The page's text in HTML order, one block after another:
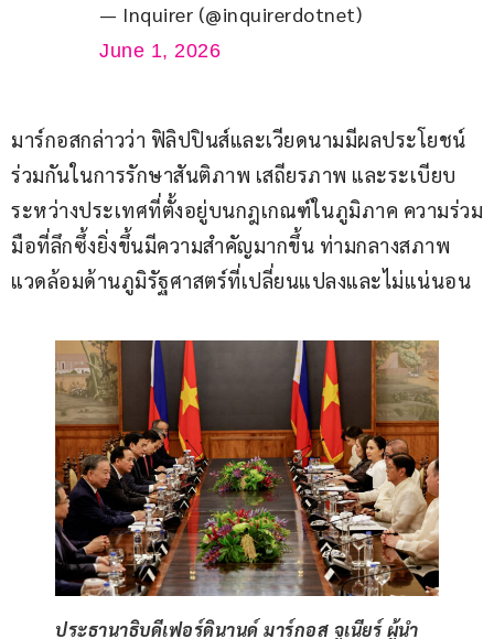
— Inquirer (@inquirerdotnet)
June 1, 2026
มาร์กอสกล่าวว่า ฟิลิปปินส์และเวียดนามมีผลประโยชน์
ร่วมกันในการรักษาสันติภาพ เสถียรภาพ และระเบียบ
ระหว่างประเทศที่ตั้งอยู่บนกฎเกณฑ์ในภูมิภาค ความร่วม
มือที่ลึกซึ้งยิ่งขึ้นมีความสำคัญมากขึ้น ท่ามกลางสภาพ
แวดล้อมด้านภูมิรัฐศาสตร์ที่เปลี่ยนแปลงและไม่แน่นอน
ประธานาธิบดีเฟอร์ดินานด์ มาร์กอส จูเนียร์ ผู้นำ